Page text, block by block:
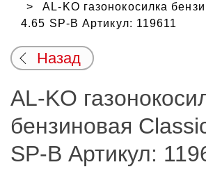
AL-KO газонокосилка
4.65 SP-B Артикул: 119611
Назад
AL-KO
бензиновая
SP-B Артикул: